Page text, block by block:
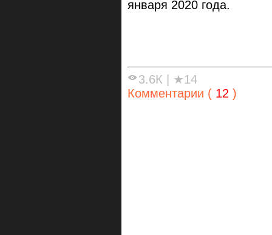
января 2020 года.
3.6К
★14
Комментарии ( 12 )